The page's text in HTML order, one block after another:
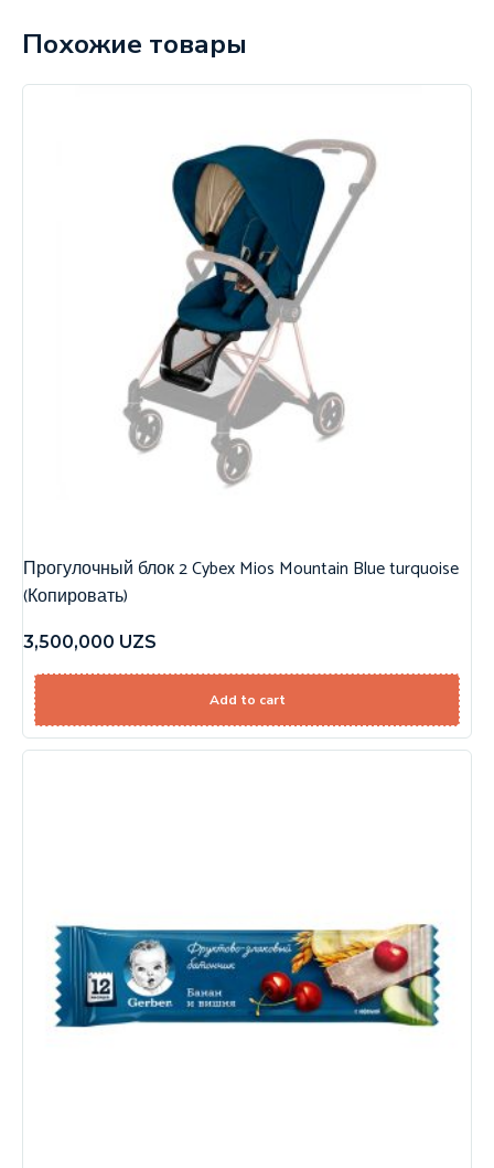
Похожие товары
Прогулочный блок 2 Cybex Mios Mountain Blue turquoise
(Копировать)
3,500,000 UZS
Add to cart